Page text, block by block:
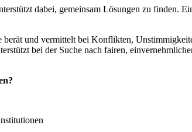
dabei, gemeinsam Lösungen zu finden.
und vermittelt bei Konflikten,
bei der Suche nach fairen,